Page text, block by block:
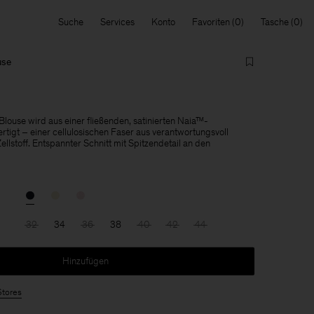
Suche Services Konto Favoriten Tasche
wird aus einer fließenden, satinierten Naia™-
– einer cellulosischen Faser aus verantwortungsvoll
Entspannter Schnitt mit Spitzendetail an den
32 34 36 38 40 42 44
Hinzufügen